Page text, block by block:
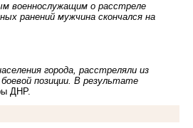
военнослужащим о расстреле
ранений мужчина скончался на
города, расстреляли из
позиции. В результате
ДНР.